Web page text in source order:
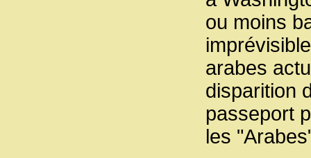
ou moins
arabes
disparition
passeport
les